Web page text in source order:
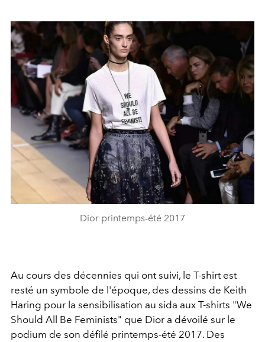
Dior printemps-été 2017
Au cours des décennies qui ont suivi, le T-shirt est
resté un symbole de l'époque, des dessins de Keith
Haring pour la sensibilisation au sida aux T-shirts "We
Should All Be Feminists" que Dior a dévoilé sur le
podium de son défilé printemps-été 2017. Des